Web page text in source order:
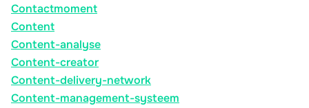
Contactmoment
Content
Content-analyse
Content-creator
Content-delivery-network
Content-management-systeem